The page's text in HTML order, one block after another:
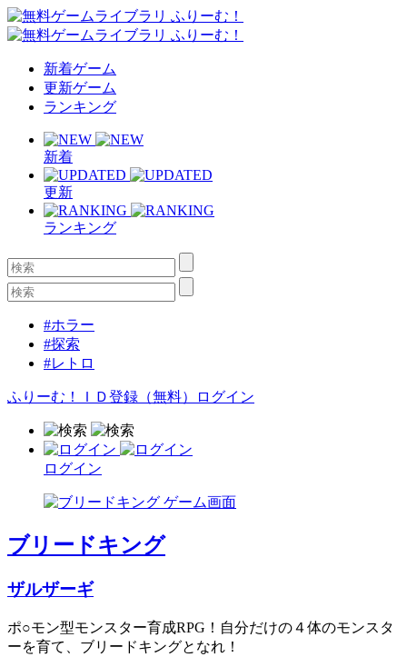
新着ゲーム
更新ゲーム
ランキング
新着
更新
ランキング
#ホラー
#探索
#レトロ
ふりーむ！ＩＤ登録（無料） ログイン
ログイン
ブリードキング
ザルザーギ
ポ○モン型モンスター育成RPG！自分だけの４体のモンスタ
ーを育て、ブリードキングとなれ！